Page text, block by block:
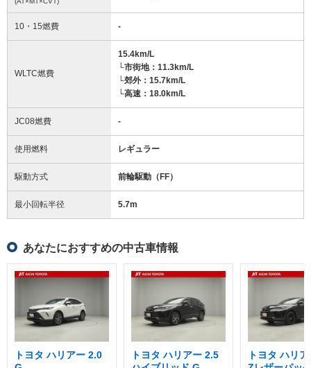
10・15燃費 -
WLTC燃費
15.4km/L
└市街地：11.3km/L
└郊外：15.7km/L
└高速：18.0km/L
JC08燃費 -
使用燃料 レギュラー
駆動方式 前輪駆動（FF）
最小回転半径 5.7m
あなたにおすすめの中古車情報
トヨタ ハリアー 2.0
トヨタ ハリアー 2.5
トヨタ ハリ